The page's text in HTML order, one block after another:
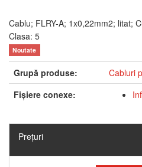
Cablu; FLRY-A; 1x0,22mm2; litat;
Clasa: 5
Noutate
Grupă produse:
Cabluri
Fişiere conexe:
Preţuri